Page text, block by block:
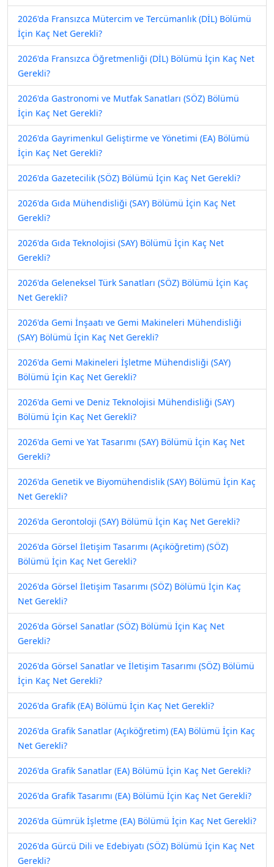
2026'da Fransızca Mütercim ve Tercümanlık (DİL) Bölümü
İçin Kaç Net Gerekli?
2026'da Fransızca Öğretmenliği (DİL) Bölümü İçin Kaç Net
Gerekli?
2026'da Gastronomi ve Mutfak Sanatları (SÖZ) Bölümü
İçin Kaç Net Gerekli?
2026'da Gayrimenkul Geliştirme ve Yönetimi (EA) Bölümü
İçin Kaç Net Gerekli?
2026'da Gazetecilik (SÖZ) Bölümü İçin Kaç Net Gerekli?
2026'da Gıda Mühendisliği (SAY) Bölümü İçin Kaç Net
Gerekli?
2026'da Gıda Teknolojisi (SAY) Bölümü İçin Kaç Net
Gerekli?
2026'da Geleneksel Türk Sanatları (SÖZ) Bölümü İçin Kaç
Net Gerekli?
2026'da Gemi İnşaatı ve Gemi Makineleri Mühendisliği
(SAY) Bölümü İçin Kaç Net Gerekli?
2026'da Gemi Makineleri İşletme Mühendisliği (SAY)
Bölümü İçin Kaç Net Gerekli?
2026'da Gemi ve Deniz Teknolojisi Mühendisliği (SAY)
Bölümü İçin Kaç Net Gerekli?
2026'da Gemi ve Yat Tasarımı (SAY) Bölümü İçin Kaç Net
Gerekli?
2026'da Genetik ve Biyomühendislik (SAY) Bölümü İçin Kaç
Net Gerekli?
2026'da Gerontoloji (SAY) Bölümü İçin Kaç Net Gerekli?
2026'da Görsel İletişim Tasarımı (Açıköğretim) (SÖZ)
Bölümü İçin Kaç Net Gerekli?
2026'da Görsel İletişim Tasarımı (SÖZ) Bölümü İçin Kaç
Net Gerekli?
2026'da Görsel Sanatlar (SÖZ) Bölümü İçin Kaç Net
Gerekli?
2026'da Görsel Sanatlar ve İletişim Tasarımı (SÖZ) Bölümü
İçin Kaç Net Gerekli?
2026'da Grafik (EA) Bölümü İçin Kaç Net Gerekli?
2026'da Grafik Sanatlar (Açıköğretim) (EA) Bölümü İçin Kaç
Net Gerekli?
2026'da Grafik Sanatlar (EA) Bölümü İçin Kaç Net Gerekli?
2026'da Grafik Tasarımı (EA) Bölümü İçin Kaç Net Gerekli?
2026'da Gümrük İşletme (EA) Bölümü İçin Kaç Net Gerekli?
2026'da Gürcü Dili ve Edebiyatı (SÖZ) Bölümü İçin Kaç Net
Gerekli?